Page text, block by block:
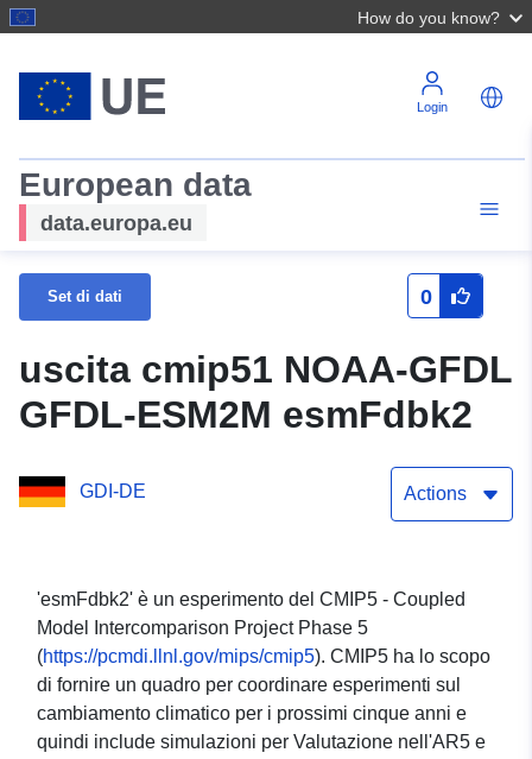
How do you know?
Login
European data
data.europa.eu
Set di dati 0
uscita cmip51 NOAA-GFDL
GFDL-ESM2M esmFdbk2
GDI-DE Actions
'esmFdbk2' è un esperimento del CMIP5 - Coupled
Model Intercomparison Project Phase 5
(https://pcmdi.llnl.gov/mips/cmip5). CMIP5 ha lo scopo
di fornire un quadro per coordinare esperimenti sul
cambiamento climatico per i prossimi cinque anni e
quindi include simulazioni per Valutazione nell'AR5 e